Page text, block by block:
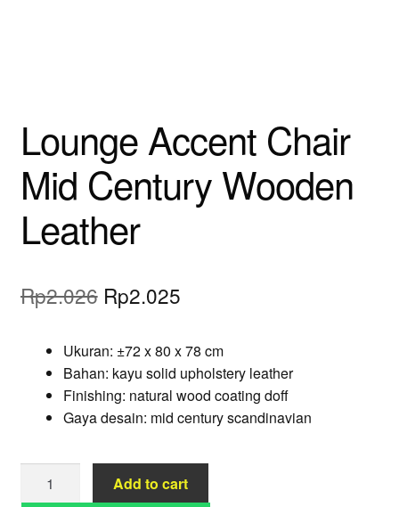
Lounge Accent Chair
Mid Century Wooden
Leather
Rp2.026 Original
was:
Rp2.026.
Rp2.025Current
is:
Rp2.025.
Ukuran: ±72 x 80 x 78 cm
Bahan: kayu solid upholstery leather
Finishing: natural wood coating doff
Gaya desain: mid century scandinavian
Accent
Add to cart